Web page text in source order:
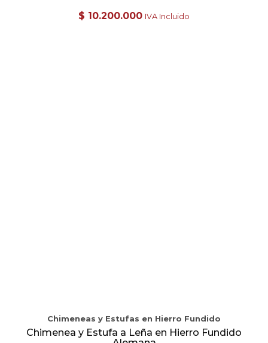
$ 10.200.000 IVA Incluido
Chimeneas y Estufas en Hierro Fundido
Chimenea y Estufa a Leña en Hierro Fundido